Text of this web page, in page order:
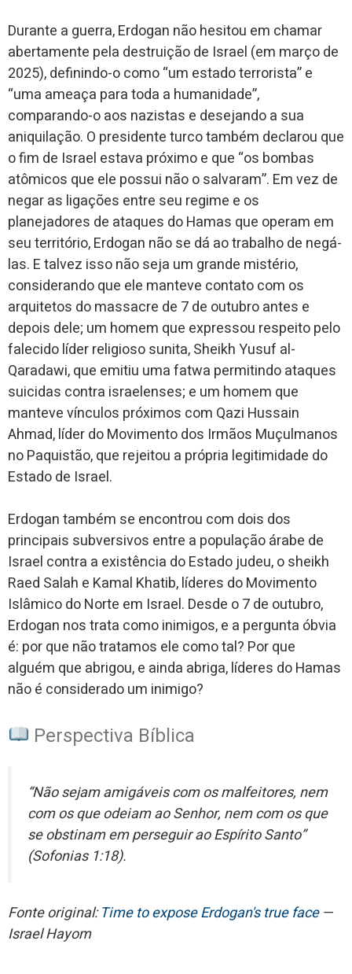
Durante a guerra, Erdogan não hesitou em chamar
abertamente pela destruição de Israel (em março de
2025), definindo-o como “um estado terrorista” e
“uma ameaça para toda a humanidade”,
comparando-o aos nazistas e desejando a sua
aniquilação. O presidente turco também declarou que
o fim de Israel estava próximo e que “os bombas
atômicos que ele possui não o salvaram”. Em vez de
negar as ligações entre seu regime e os
planejadores de ataques do Hamas que operam em
seu território, Erdogan não se dá ao trabalho de negá-
las. E talvez isso não seja um grande mistério,
considerando que ele manteve contato com os
arquitetos do massacre de 7 de outubro antes e
depois dele; um homem que expressou respeito pelo
falecido líder religioso sunita, Sheikh Yusuf al-
Qaradawi, que emitiu uma fatwa permitindo ataques
suicidas contra israelenses; e um homem que
manteve vínculos próximos com Qazi Hussain
Ahmad, líder do Movimento dos Irmãos Muçulmanos
no Paquistão, que rejeitou a própria legitimidade do
Estado de Israel.
Erdogan também se encontrou com dois dos
principais subversivos entre a população árabe de
Israel contra a existência do Estado judeu, o sheikh
Raed Salah e Kamal Khatib, líderes do Movimento
Islâmico do Norte em Israel. Desde o 7 de outubro,
Erdogan nos trata como inimigos, e a pergunta óbvia
é: por que não tratamos ele como tal? Por que
alguém que abrigou, e ainda abriga, líderes do Hamas
não é considerado um inimigo?
Perspectiva Bíblica
“Não sejam amigáveis com os malfeitores, nem
com os que odeiam ao Senhor, nem com os que
se obstinam em perseguir ao Espírito Santo”
(Sofonias 1:18).
Fonte original:Time to expose Erdogan's true face—
Israel Hayom